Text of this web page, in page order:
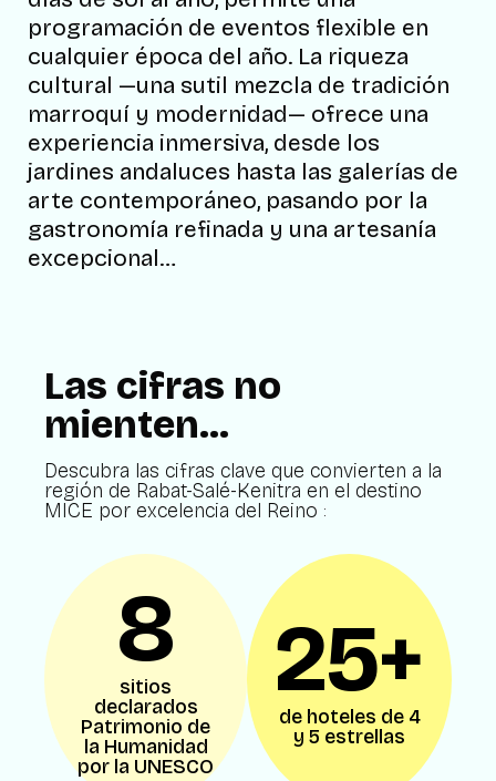
programación de eventos flexible en
cualquier época del año. La riqueza
cultural —una sutil mezcla de tradición
marroquí y modernidad— ofrece una
experiencia inmersiva, desde los
jardines andaluces hasta las galerías de
arte contemporáneo, pasando por la
gastronomía refinada y una artesanía
excepcional…
Las cifras no
mienten...
Descubra las cifras clave que convierten a la
región de Rabat-Salé-Kenitra en el destino
MICE por excelencia del Reino :
8
sitios
declarados
Patrimonio de
la Humanidad
por la UNESCO
25+
de hoteles de 4
y 5 estrellas